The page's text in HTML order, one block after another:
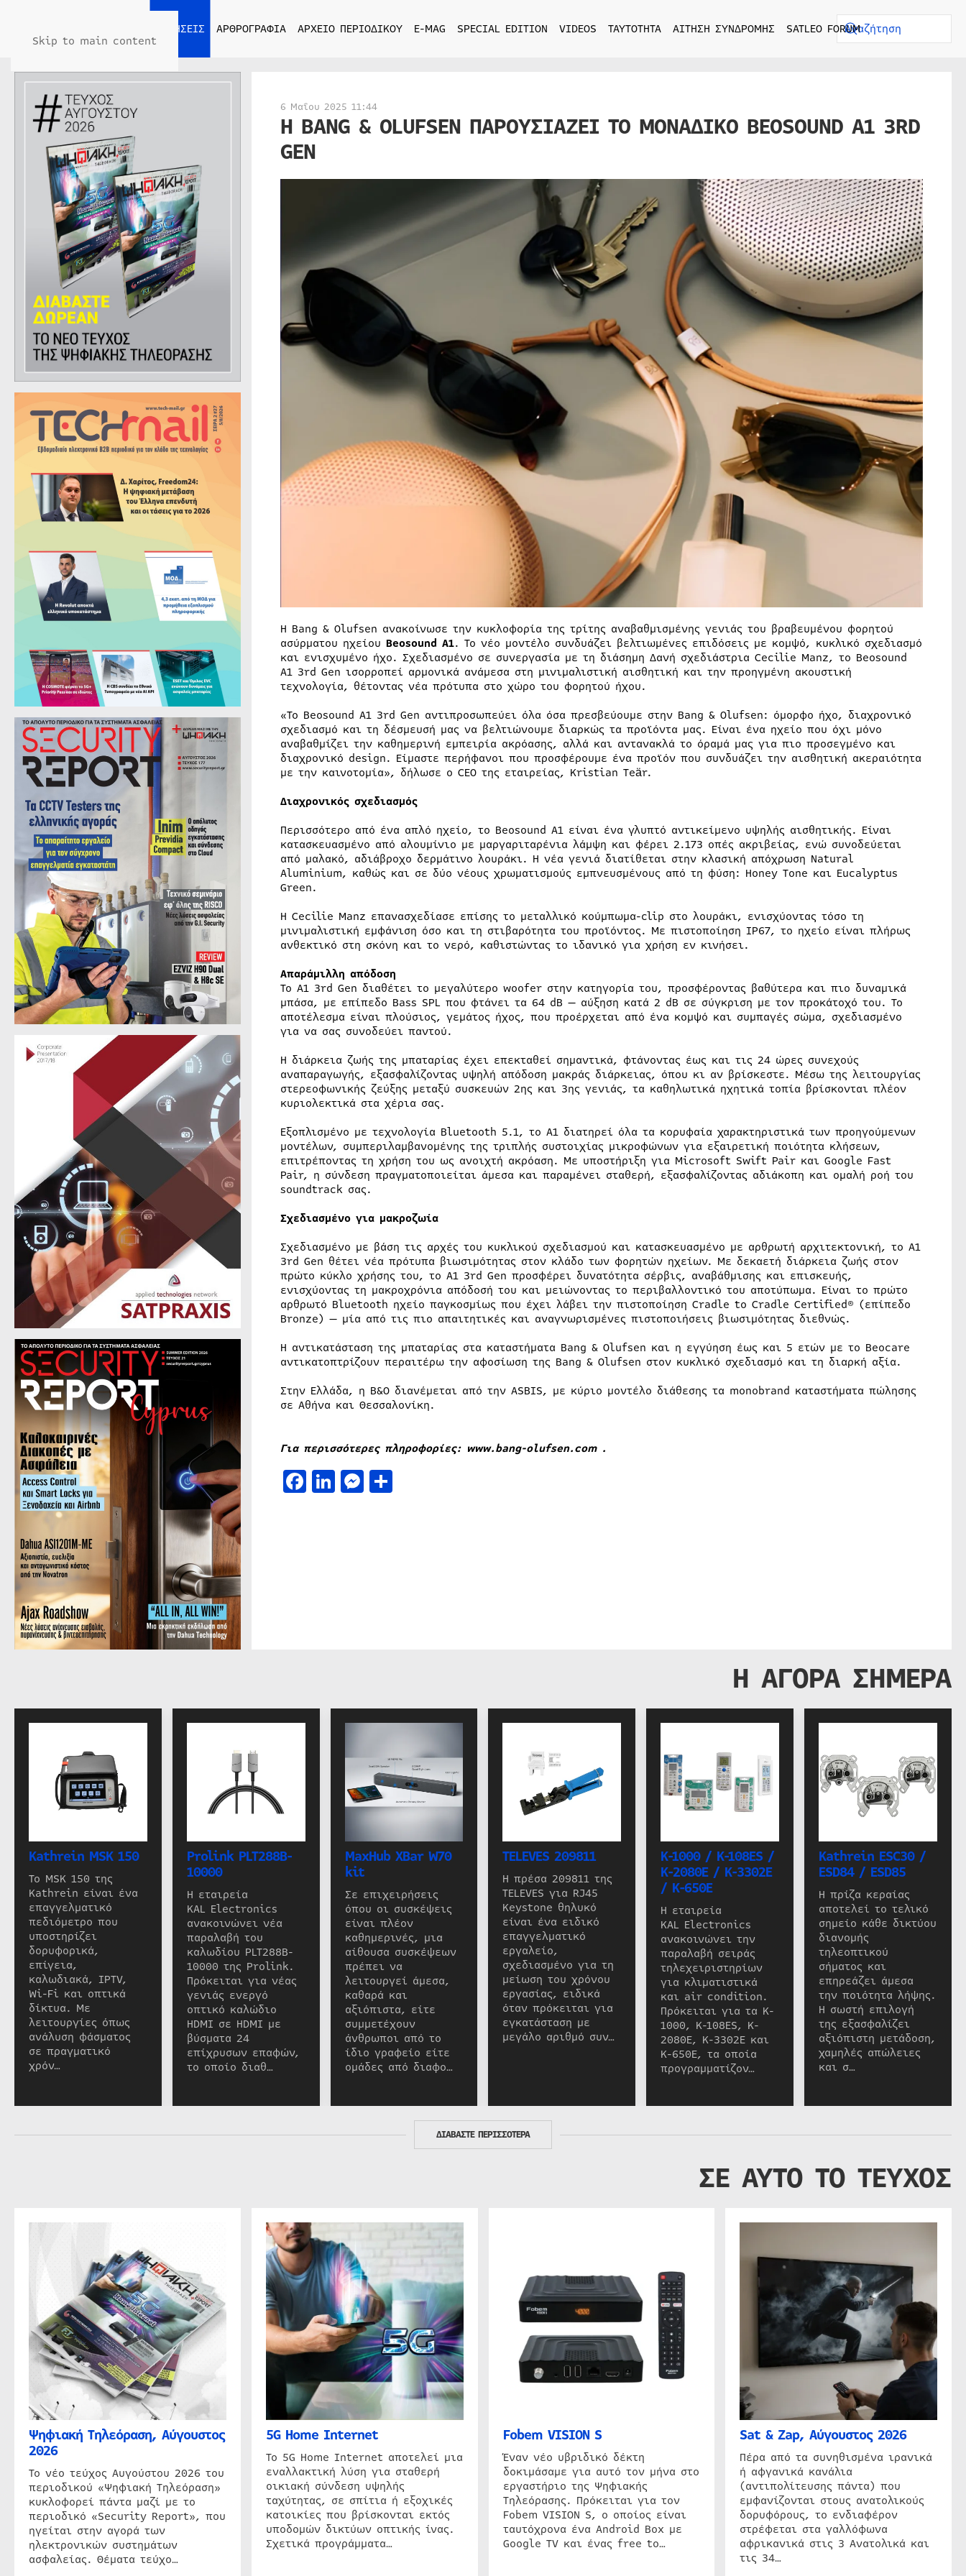
Skip to main content
ΕΙΔΗΣΕΙΣ ΑΡΘΡΟΓΡΑΦΙΑ ΑΡΧΕΙΟ ΠΕΡΙΟΔΙΚΟΥ E-MAG SPECIAL EDITION VIDEOS ΤΑΥΤΟΤΗΤΑ ΑΙΤΗΣΗ ΣΥΝΔΡΟΜΗΣ SATLEO FORUM
6 Μαΐου 2025 11:44
Η BANG & OLUFSEN ΠΑΡΟΥΣΙΑΖΕΙ ΤΟ ΜΟΝΑΔΙΚΟ BEOSOUND A1 3RD
GEN
Η Bang & Olufsen ανακοίνωσε την κυκλοφορία της τρίτης αναβαθμισμένης γενιάς του βραβευμένου φορητού
ασύρματου ηχείου Beosound A1. Το νέο μοντέλο συνδυάζει βελτιωμένες επιδόσεις με κομψό, κυκλικό σχεδιασμό
και ενισχυμένο ήχο. Σχεδιασμένο σε συνεργασία με τη διάσημη Δανή σχεδιάστρια Cecilie Manz, το Beosound
A1 3rd Gen ισορροπεί αρμονικά ανάμεσα στη μινιμαλιστική αισθητική και την προηγμένη ακουστική
τεχνολογία, θέτοντας νέα πρότυπα στο χώρο του φορητού ήχου.
«Το Beosound A1 3rd Gen αντιπροσωπεύει όλα όσα πρεσβεύουμε στην Bang & Olufsen: όμορφο ήχο, διαχρονικό
σχεδιασμό και τη δέσμευσή μας να βελτιώνουμε διαρκώς τα προϊόντα μας. Είναι ένα ηχείο που όχι μόνο
αναβαθμίζει την καθημερινή εμπειρία ακρόασης, αλλά και αντανακλά το όραμά μας για πιο προσεγμένο και
διαχρονικό design. Είμαστε περήφανοι που προσφέρουμε ένα προϊόν που συνδυάζει την αισθητική ακεραιότητα
με την καινοτομία», δήλωσε ο CEO της εταιρείας, Kristian Teär.
Διαχρονικός σχεδιασμός
Περισσότερο από ένα απλό ηχείο, το Beosound A1 είναι ένα γλυπτό αντικείμενο υψηλής αισθητικής. Είναι
κατασκευασμένο από αλουμίνιο με μαργαριταρένια λάμψη και φέρει 2.173 οπές ακριβείας, ενώ συνοδεύεται
από μαλακό, αδιάβροχο δερμάτινο λουράκι. Η νέα γενιά διατίθεται στην κλασική απόχρωση Natural
Aluminium, καθώς και σε δύο νέους χρωματισμούς εμπνευσμένους από τη φύση: Honey Tone και Eucalyptus
Green.
Η Cecilie Manz επανασχεδίασε επίσης το μεταλλικό κούμπωμα-clip στο λουράκι, ενισχύοντας τόσο τη
μινιμαλιστική εμφάνιση όσο και τη στιβαρότητα του προϊόντος. Με πιστοποίηση IP67, το ηχείο είναι πλήρως
ανθεκτικό στη σκόνη και το νερό, καθιστώντας το ιδανικό για χρήση εν κινήσει.
Απαράμιλλη απόδοση
Το A1 3rd Gen διαθέτει το μεγαλύτερο woofer στην κατηγορία του, προσφέροντας βαθύτερα και πιο δυναμικά
μπάσα, με επίπεδο Bass SPL που φτάνει τα 64 dB — αύξηση κατά 2 dB σε σύγκριση με τον προκάτοχό του. Το
αποτέλεσμα είναι πλούσιος, γεμάτος ήχος, που προέρχεται από ένα κομψό και συμπαγές σώμα, σχεδιασμένο
για να σας συνοδεύει παντού.
Η διάρκεια ζωής της μπαταρίας έχει επεκταθεί σημαντικά, φτάνοντας έως και τις 24 ώρες συνεχούς
αναπαραγωγής, εξασφαλίζοντας υψηλή απόδοση μακράς διάρκειας, όπου κι αν βρίσκεστε. Μέσω της λειτουργίας
στερεοφωνικής ζεύξης μεταξύ συσκευών 2ης και 3ης γενιάς, τα καθηλωτικά ηχητικά τοπία βρίσκονται πλέον
κυριολεκτικά στα χέρια σας.
Εξοπλισμένο με τεχνολογία Bluetooth 5.1, το A1 διατηρεί όλα τα κορυφαία χαρακτηριστικά των προηγούμενων
μοντέλων, συμπεριλαμβανομένης της τριπλής συστοιχίας μικροφώνων για εξαιρετική ποιότητα κλήσεων,
επιτρέποντας τη χρήση του ως ανοιχτή ακρόαση. Με υποστήριξη για Microsoft Swift Pair και Google Fast
Pair, η σύνδεση πραγματοποιείται άμεσα και παραμένει σταθερή, εξασφαλίζοντας αδιάκοπη και ομαλή ροή του
soundtrack σας.
Σχεδιασμένο για μακροζωία
Σχεδιασμένο με βάση τις αρχές του κυκλικού σχεδιασμού και κατασκευασμένο με αρθρωτή αρχιτεκτονική, το A1
3rd Gen θέτει νέα πρότυπα βιωσιμότητας στον κλάδο των φορητών ηχείων. Με δεκαετή διάρκεια ζωής στον
πρώτο κύκλο χρήσης του, το A1 3rd Gen προσφέρει δυνατότητα σέρβις, αναβάθμισης και επισκευής,
ενισχύοντας τη μακροχρόνια απόδοσή του και μειώνοντας το περιβαλλοντικό του αποτύπωμα. Είναι το πρώτο
αρθρωτό Bluetooth ηχείο παγκοσμίως που έχει λάβει την πιστοποίηση Cradle to Cradle Certified® (επίπεδο
Bronze) — μία από τις πιο απαιτητικές και αναγνωρισμένες πιστοποιήσεις βιωσιμότητας διεθνώς.
Η αντικατάσταση της μπαταρίας στα καταστήματα Bang & Olufsen και η εγγύηση έως και 5 ετών με το Beocare
αντικατοπτρίζουν περαιτέρω την αφοσίωση της Bang & Olufsen στον κυκλικό σχεδιασμό και τη διαρκή αξία.
Στην Ελλάδα, η B&O διανέμεται από την ASBIS, με κύριο μοντέλο διάθεσης τα monobrand καταστήματα πώλησης
σε Αθήνα και Θεσσαλονίκη.
Για περισσότερες πληροφορίες: www.bang-olufsen.com .
Facebook
LinkedIn
Messenger
Μοιραστείτε
Η ΑΓΟΡΑ ΣΗΜΕΡΑ
Kathrein MSK 150
Το MSK 150 της
Kathrein είναι ένα
επαγγελματικό
πεδιόμετρο που
υποστηρίζει
δορυφορικά,
επίγεια,
καλωδιακά, IPTV,
Wi-Fi και οπτικά
δίκτυα. Με
λειτουργίες όπως
ανάλυση φάσματος
σε πραγματικό
χρόν…
Prolink PLT288B-
10000
Η εταιρεία
KAL Electronics
ανακοινώνει νέα
παραλαβή του
καλωδίου PLT288B-
10000 της Prolink.
Πρόκειται για νέας
γενιάς ενεργό
οπτικό καλώδιο
HDMI σε HDMI με
βύσματα 24
επίχρυσων επαφών,
το οποίο διαθ…
MaxHub XBar W70
kit
Σε επιχειρήσεις
όπου οι συσκέψεις
είναι πλέον
καθημερινές, μια
αίθουσα συσκέψεων
πρέπει να
λειτουργεί άμεσα,
καθαρά και
αξιόπιστα, είτε
συμμετέχουν
άνθρωποι από το
ίδιο γραφείο είτε
ομάδες από διαφο…
TELEVES 209811
Η πρέσα 209811 της
TELEVES για RJ45
Keystone θηλυκό
είναι ένα ειδικό
επαγγελματικό
εργαλείο,
σχεδιασμένο για τη
μείωση του χρόνου
εργασίας, ειδικά
όταν πρόκειται για
εγκατάσταση με
μεγάλο αριθμό συν…
K-1000 / K-108ES /
K-2080E / K-3302E
/ K-650E
Η εταιρεία
KAL Electronics
ανακοινώνει την
παραλαβή σειράς
τηλεχειριστηρίων
για κλιματιστικά
και air condition.
Πρόκειται για τα K-
1000, K-108ES, K-
2080E, K-3302E και
K-650E, τα οποία
προγραμματίζον…
Kathrein ESC30 /
ESD84 / ESD85
Η πρίζα κεραίας
αποτελεί το τελικό
σημείο κάθε δικτύου
διανομής
τηλεοπτικού
σήματος και
επηρεάζει άμεσα
την ποιότητα λήψης.
Η σωστή επιλογή
της εξασφαλίζει
αξιόπιστη μετάδοση,
χαμηλές απώλειες
και σ…
ΔΙΑΒΑΣΤΕ ΠΕΡΙΣΣΟΤΕΡΑ
ΣΕ ΑΥΤΟ ΤΟ ΤΕΥΧΟΣ
Ψηφιακή Τηλεόραση, Αύγουστος
2026
Το νέο τεύχος Αυγούστου 2026 του
περιοδικού «Ψηφιακή Τηλεόραση»
κυκλοφορεί πάντα μαζί με το
περιοδικό «Security Report», που
ηγείται στην αγορά των
ηλεκτρονικών συστημάτων
ασφαλείας. Θέματα τεύχο…
5G Home Internet
Το 5G Home Internet αποτελεί μια
εναλλακτική λύση για σταθερή
οικιακή σύνδεση υψηλής
ταχύτητας, σε σπίτια ή εξοχικές
κατοικίες που βρίσκονται εκτός
υποδομών δικτύων οπτικής ίνας.
Σχετικά προγράμματα…
Fobem VISION S
Έναν νέο υβριδικό δέκτη
δοκιμάσαμε για αυτό τον μήνα στο
εργαστήριο της Ψηφιακής
Τηλεόρασης. Πρόκειται για τον
Fobem VISION S, ο οποίος είναι
ταυτόχρονα ένα Android Box με
Google TV και ένας free to…
Sat & Zap, Αύγουστος 2026
Πέρα από τα συνηθισμένα ιρανικά
ή αφγανικά κανάλια
(αντιπολίτευσης πάντα) που
εμφανίζονται στους ανατολικούς
δορυφόρους, το ενδιαφέρον
στρέφεται στα γαλλόφωνα
αφρικανικά στις 3 Ανατολικά και
τις 34…